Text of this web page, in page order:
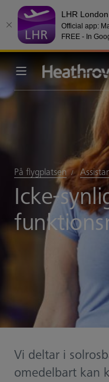
LHR
Official app:
FREE - In
På flygplatsen
Icke-
Vi deltar i
omedelbart kan